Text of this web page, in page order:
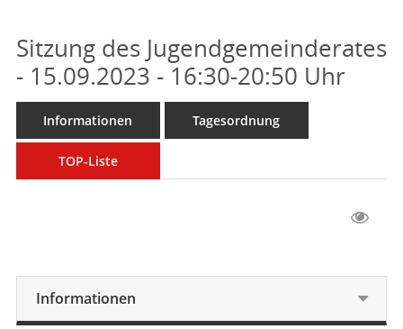
Sitzung des Jugendgemeinderates
- 15.09.2023 - 16:30-20:50 Uhr
Informationen Tagesordnung
TOP-Liste
Informationen